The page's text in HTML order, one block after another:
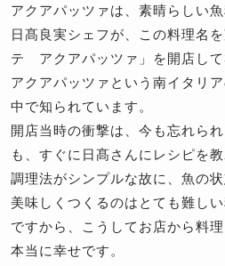
アクアパッツァは、素晴らしい魚
日髙良実シェフが、この料理名
テ アクアパッツァ」を開店して
アクアパッツァという南イタリ
中で知られています。
開店当時の衝撃は、今も忘れら
も、すぐに日髙さんにレシピを
調理法がシンプルな故に、魚の
美味しくつくるのはとても難しい
ですから、こうしてお店から料
本当に幸せです。